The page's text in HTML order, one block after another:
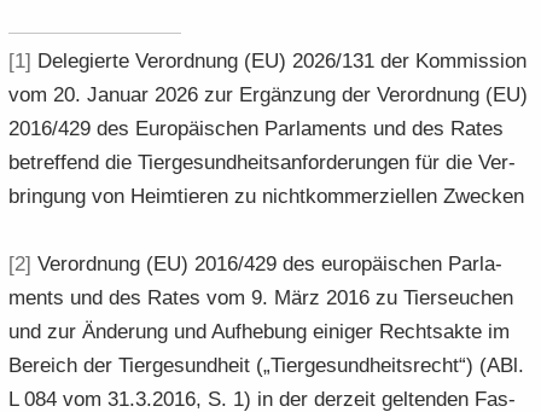
[1] De­le­gier­te Ver­ord­nung (EU) 2026/131 der Kom­mis­si­on
vom 20. Ja­nu­ar 2026 zur Er­gän­zung der Ver­ord­nung (EU)
2016/429 des Eu­ro­päi­schen Par­la­ments und des Rates
be­tref­fend die Tier­ge­sund­heits­an­for­de­run­gen für die Ver­
brin­gung von Heim­tie­ren zu nicht­kom­mer­zi­el­len Zwe­cken
[2] Ver­ord­nung (EU) 2016/429 des eu­ro­päi­schen Par­la­
ments und des Rates vom 9. März 2016 zu Tier­seu­chen
und zur Än­de­rung und Auf­he­bung ei­ni­ger Rechts­ak­te im
Be­reich der Tier­ge­sund­heit („Tier­ge­sund­heits­recht“) (ABl.
L 084 vom 31.3.2016, S. 1) in der der­zeit gel­ten­den Fas­